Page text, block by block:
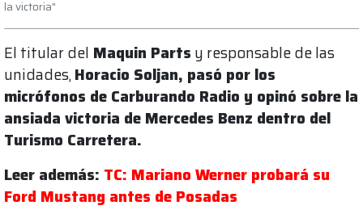
la victoria"
El titular del Maquin Parts y responsable de las
unidades,Horacio Soljan, pasó por los
micrófonos de Carburando Radio y opinó sobre la
ansiada victoria de Mercedes Benz dentro del
Turismo Carretera.
Leer además: TC: Mariano Werner probará su
Ford Mustang antes de Posadas